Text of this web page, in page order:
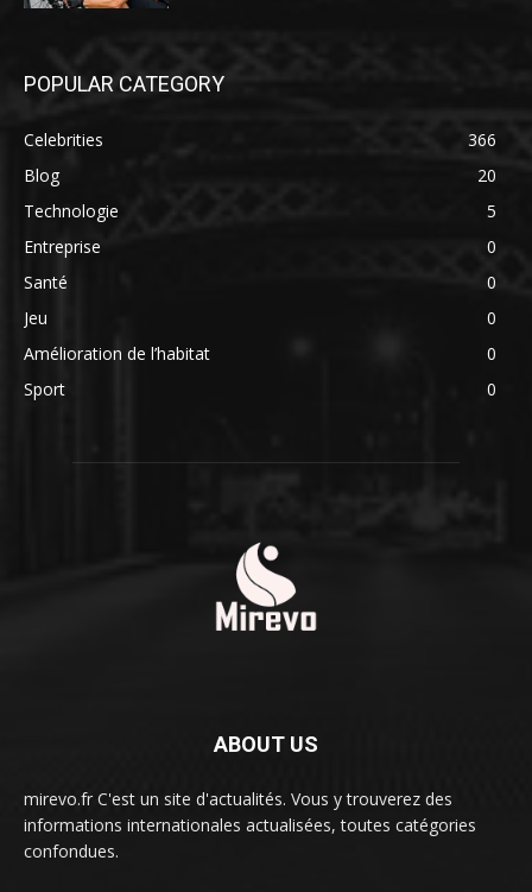
POPULAR CATEGORY
Celebrities
366
Blog
20
Technologie
5
Entreprise
0
Santé
0
Jeu
0
Amélioration de l’habitat
0
Sport
0
ABOUT US
mirevo.fr C'est un site d'actualités. Vous y trouverez des
informations internationales actualisées, toutes catégories
confondues.